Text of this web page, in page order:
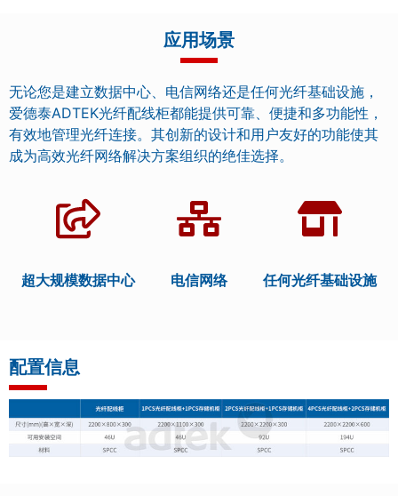
应用场景
无论您是建立数据中心、电信网络还是任何光纤基础设施，
爱德泰ADTEK光纤配线柜都能提供可靠、便捷和多功能性，
有效地管理光纤连接。其创新的设计和用户友好的功能使其
成为高效光纤网络解决方案组织的绝佳选择。
超大规模数据中心 电信网络 任何光纤基础设施
配置信息